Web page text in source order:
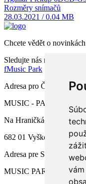
Rozměry snímačů
28.03.2021 / 0.04 MB
Chcete vědět o
Sledujte nás na facebooku
fMusic Park
Adresa pro ČR
MUSIC - PARK.CZ s.r.o.
Na Hraničkách 791/34a
682 01 Vyškov
Adresa pre SR
MUSIC PARK, s.r.o.